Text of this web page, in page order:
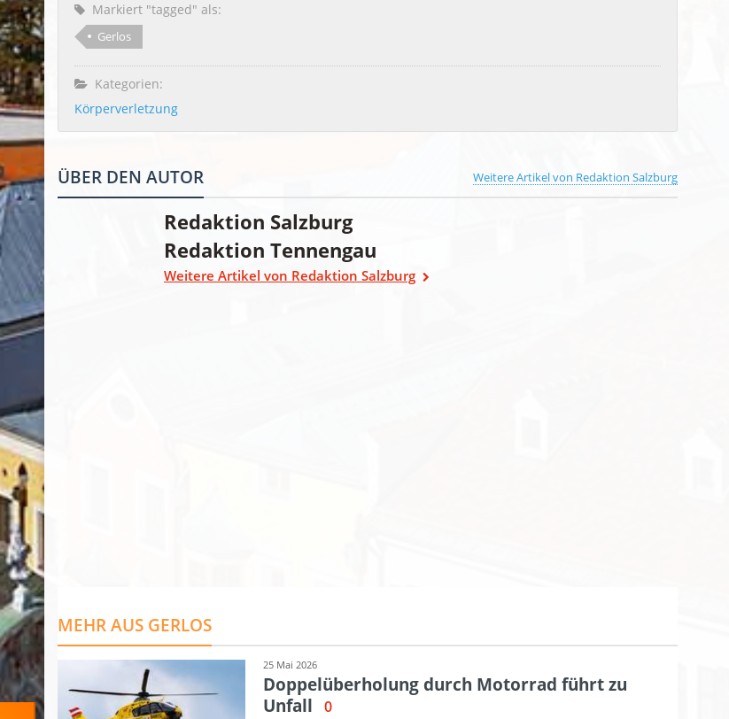
Markiert "tagged" als:
Gerlos
Kategorien:
Körperverletzung
Weitere Artikel von Redaktion Salzburg
ÜBER DEN AUTOR
Redaktion Salzburg
Redaktion Tennengau
Weitere Artikel von Redaktion Salzburg